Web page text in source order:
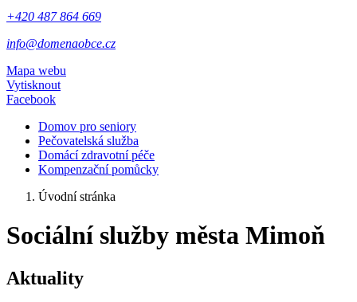
+420 487 864 669
info@domenaobce.cz
Mapa webu
Vytisknout
Facebook
Domov pro seniory
Pečovatelská služba
Domácí zdravotní péče
Kompenzační pomůcky
Úvodní stránka
Sociální služby města Mimoň
Aktuality